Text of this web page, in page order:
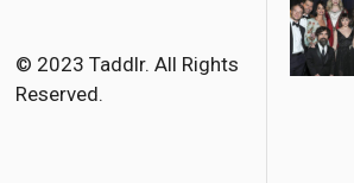
o
k
r
© 2023 Taddlr. All Rights
Reserved.